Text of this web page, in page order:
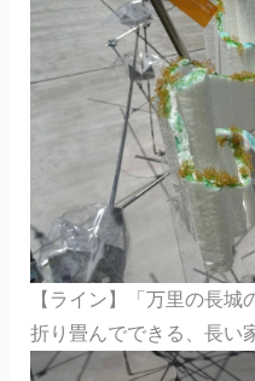
【ライン】「万里の長
折り畳んでできる、長い